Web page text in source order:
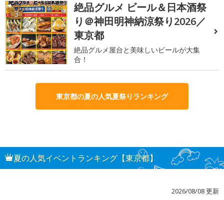
3
絶品グルメ ビール＆日本酒祭
り＠神田明神納涼祭り2026／
東京都
絶品グルメ屋台と美味しいビールが大集
合！
東京都の夏の人気夏祭りランキング
夏の人気イベントランキング【東京都】
2026/08/08 更新